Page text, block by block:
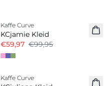
Kaffe Curve
KCjamie Kleid
€59,97 €99,95
Neuheiten
Kaffe Curve